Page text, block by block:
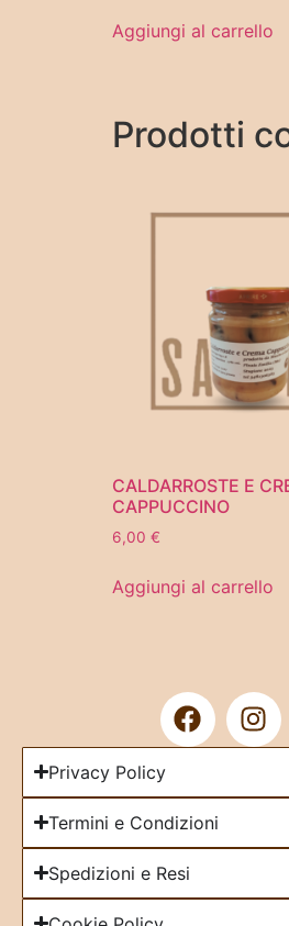
Aggiungi al carrello
Prodotti
CALDARROSTE E
CAPPUCCINO
6,00 €
Aggiungi al carrello
Privacy Policy
Termini e Condizioni
Spedizioni e Resi